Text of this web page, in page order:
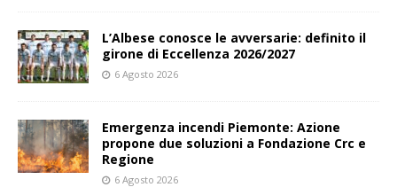
L’Albese conosce le avversarie: definito il
girone di Eccellenza 2026/2027
6 Agosto 2026
Emergenza incendi Piemonte: Azione
propone due soluzioni a Fondazione Crc e
Regione
6 Agosto 2026